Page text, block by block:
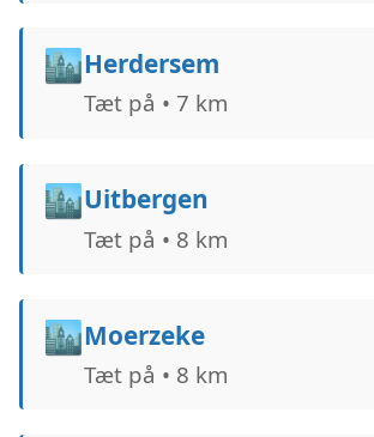
🏙️Herdersem
Tæt på • 7 km
🏙️Uitbergen
Tæt på • 8 km
🏙️Moerzeke
Tæt på • 8 km